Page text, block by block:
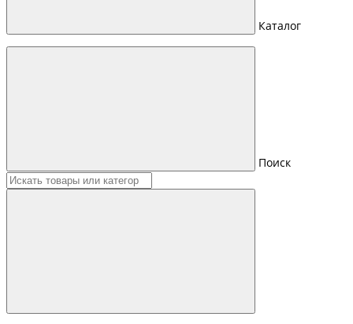
Каталог
Поиск